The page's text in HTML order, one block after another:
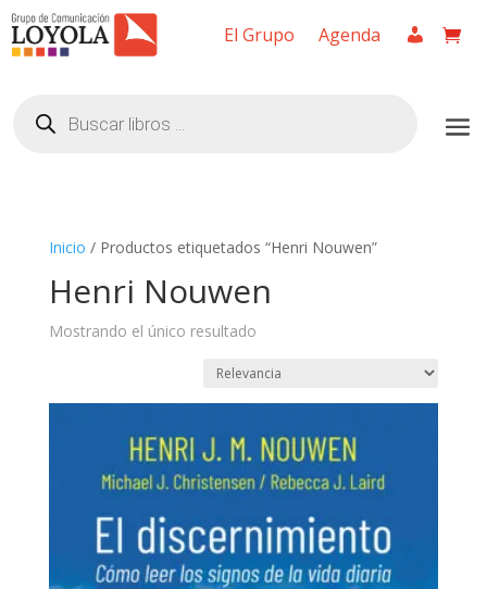
El Grupo Agenda
productos
Inicio / Productos etiquetados “Henri Nouwen”
Henri Nouwen
Mostrando el único resultado